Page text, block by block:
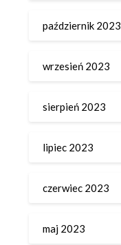
październik 2023
wrzesień 2023
sierpień 2023
lipiec 2023
czerwiec 2023
maj 2023